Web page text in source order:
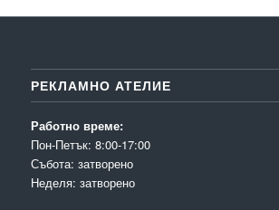
РЕКЛАМНО АТЕЛИЕ
Работно време:
Пон-Петък: 8:00-17:00
Събота: затворено
Неделя: затворено